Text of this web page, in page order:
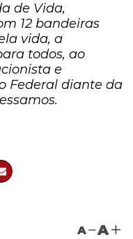
de Vida,
12 bandeiras
vida, a
todos, ao
e
Federal diante da
A A